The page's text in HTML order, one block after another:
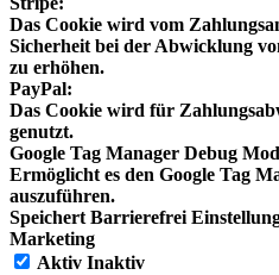
Das Cookie wird vom
Sicherheit bei der Abwicklung
zu erhöhen.
PayPal:
Das Cookie wird für
genutzt.
Google Tag Manager Debug
Ermöglicht es den Google Tag
auszuführen.
Speichert Barrierefrei
Marketing
Aktiv Inaktiv